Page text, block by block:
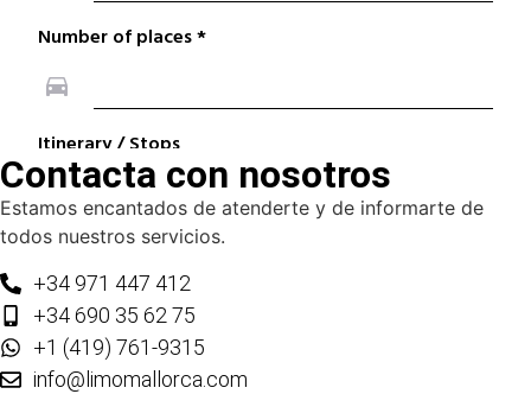
Contacta con nosotros
Estamos encantados de atenderte y de informarte de
todos nuestros servicios.
+34 971 447 412
+34 690 35 62 75
+1 (419) 761-9315
info@limomallorca.com